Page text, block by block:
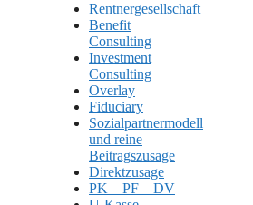
Rentnergesellschaft
Benefit
Consulting
Investment
Consulting
Overlay
Fiduciary
Sozialpartnermodell
und reine
Beitragszusage
Direktzusage
PK – PF – DV